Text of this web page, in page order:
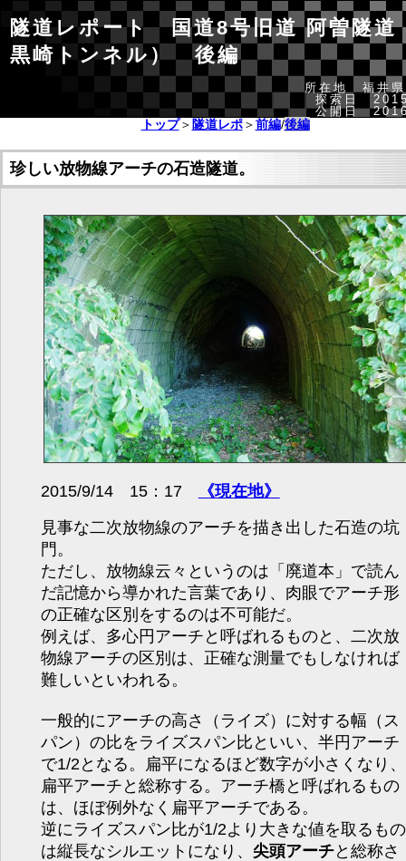
隧道レポート 国道8号旧道 阿曽隧道
黒崎トンネル） 後編
所在地 福井県
探索日
公開日
トップ＞ 隧道レポ＞前編/後編
珍しい放物線アーチの石造隧道。
2015/9/14 15：17
《現在地》
見事な二次放物線のアーチを描き出した石造の坑
門。
ただし、放物線云々というのは「廃道本」で読ん
だ記憶から導かれた言葉であり、肉眼でアーチ形
の正確な区別をするのは不可能だ。
例えば、多心円アーチと呼ばれるものと、二次放
物線アーチの区別は、正確な測量でもしなければ
難しいといわれる。
一般的にアーチの高さ（ライズ）に対する幅（ス
パン）の比をライズスパン比といい、半円アーチ
で1/2となる。扁平になるほど数字が小さくなり、
扁平アーチと総称する。アーチ橋と呼ばれるもの
は、ほぼ例外なく扁平アーチである。
逆にライズスパン比が1/2より大きな値を取るもの
は縦長なシルエットになり、 尖頭アーチと総称さ